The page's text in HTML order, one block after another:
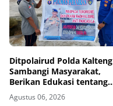
Ditpolairud Polda Kalteng
Sambangi Masyarakat,
Berikan Edukasi tentang
Bahaya Terorisme dan
Radikalisme
Agustus 06, 2026